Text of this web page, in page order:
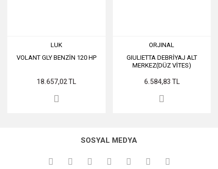
LUK
VOLANT GLY BENZİN 120 HP
18.657,02 TL
ORJINAL
GIULIETTA DEBRİYAJ ALT
MERKEZ(DÜZ VİTES)
6.584,83 TL
SOSYAL MEDYA